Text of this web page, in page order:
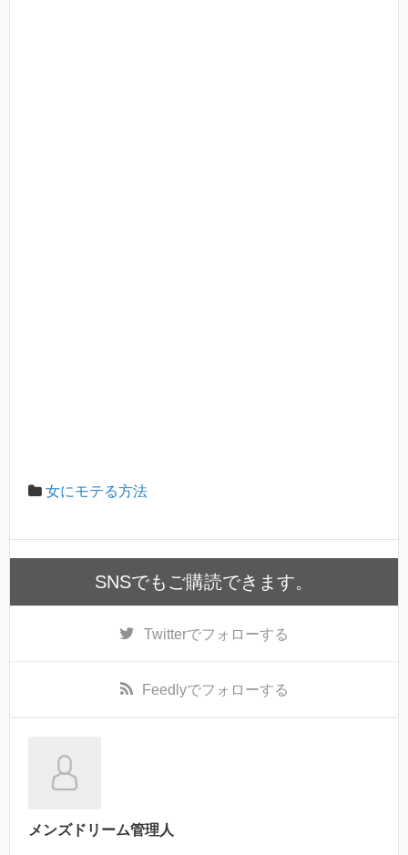
女にモテる方法
SNSでもご購読できます。
Twitterでフォローする
Feedlyでフォローする
メンズドリーム管理人